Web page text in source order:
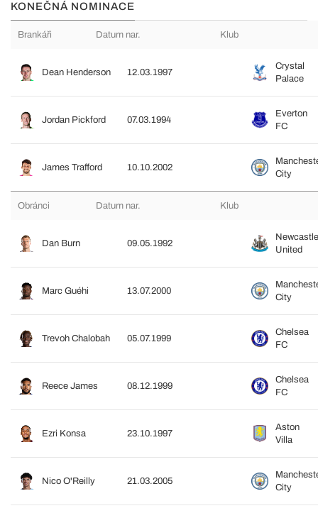
KONEČNÁ NOMINACE
Brankáři Datum nar. Klub
Dean Henderson 12.03.1997
Crystal
Palace
Jordan Pickford 07.03.1994
Everton
FC
James Trafford 10.10.2002
City
Obránci Datum nar. Klub
Dan Burn 09.05.1992
Newcastle
United
Marc Guéhi 13.07.2000
City
Trevoh Chalobah 05.07.1999
Chelsea
FC
Reece James 08.12.1999
Chelsea
FC
Ezri Konsa 23.10.1997
Aston
Villa
Nico O'Reilly 21.03.2005
City